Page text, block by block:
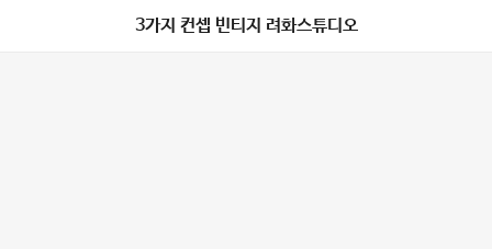
3가지 컨셉 빈티지 려화스튜디오